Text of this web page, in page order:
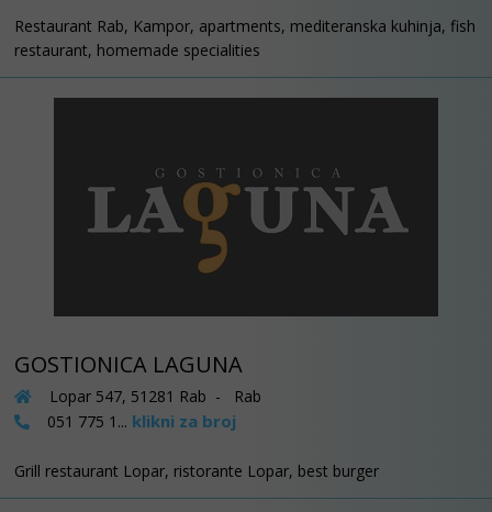
Restaurant Rab, Kampor, apartments, mediteranska kuhinja, fish
restaurant, homemade specialities
GOSTIONICA LAGUNA
Lopar 547, 51281 Rab - Rab
051 775 1... klikni za broj
Grill restaurant Lopar, ristorante Lopar, best burger